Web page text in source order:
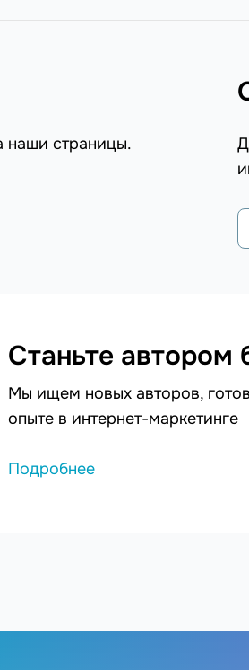
наши страницы.
Станьте автором
Мы ищем новых авторов,
опыте в интернет-маркетинге
Подробнее